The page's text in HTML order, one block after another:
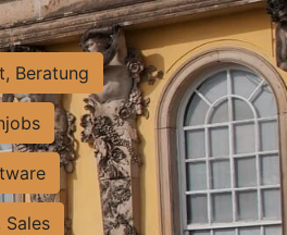
Beratung
Sales